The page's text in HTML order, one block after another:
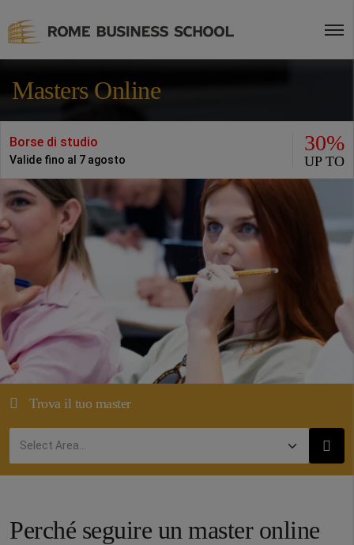
Masters Online
Borse di studio
Valide fino al 7 agosto
30%
UP TO
Trova il tuo master
Perché seguire un master online